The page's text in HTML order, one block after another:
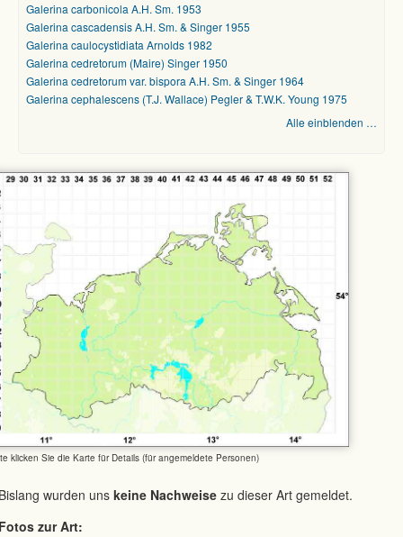
Galerina carbonicola A.H. Sm. 1953
Galerina cascadensis A.H. Sm. & Singer 1955
Galerina caulocystidiata Arnolds 1982
Galerina cedretorum (Maire) Singer 1950
Galerina cedretorum var. bispora A.H. Sm. & Singer 1964
Galerina cephalescens (T.J. Wallace) Pegler & T.W.K. Young 1975
Alle einblenden …
klicken Sie die Karte für Details (für angemeldete Personen)
wurden uns keine Nachweise zu dieser Art gemeldet.
zur Art: